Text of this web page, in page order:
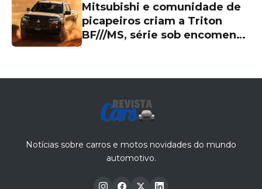
Mitsubishi e comunidade de
picapeiros criam a Triton
BF///MS, série sob encomenda
Notícias sobre carros e motos novidades do mundo
automotivo.